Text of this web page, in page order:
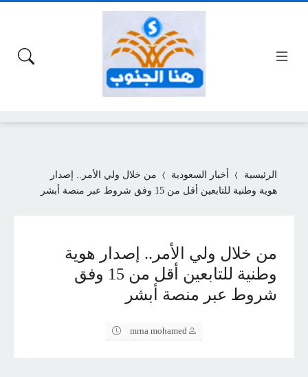
الرئيسية أخبار السعودية
من خلال ولي الأمر.. إصدار
هوية وطنية للتابعين أقل من 15 وفق شروط عبر منصة أبشر
من خلال ولي الأمر.. إصدار هوية
وطنية للتابعين أقل من 15 وفق
شروط عبر منصة أبشر
mrna mohamed